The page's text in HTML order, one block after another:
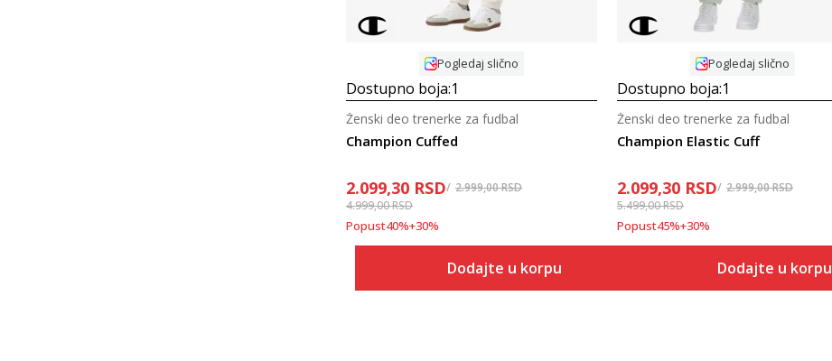
Pogledaj slično
Dostupno boja:1
Champion Cuffed
Ženski deo trenerke za fudbal
2.099,30 RSD 2.999,00RSD
4.999,00RSD
Popust40%+30%
Dodajte u korpu
Pogledaj slično
Dostupno boja:1
Champion Elastic Cuff
Ženski deo trenerke za fudbal
2.099,30 RSD 2.999,00RSD
5.499,00RSD
Popust45%+30%
Dodajte u korpu